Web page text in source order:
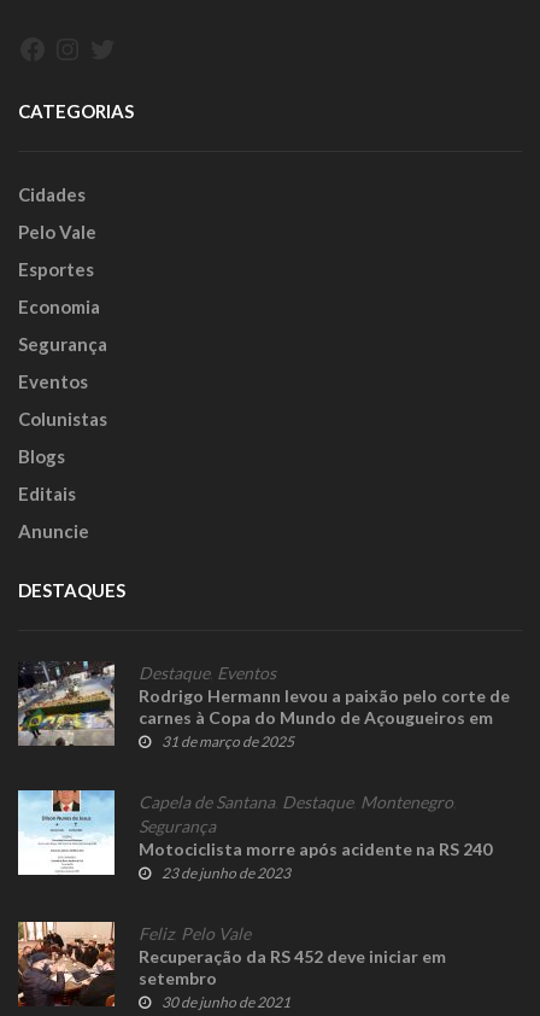
CATEGORIAS
Cidades
Pelo Vale
Esportes
Economia
Segurança
Eventos
Colunistas
Blogs
Editais
Anuncie
DESTAQUES
Destaque, Eventos
Rodrigo Hermann levou a paixão pelo corte de
carnes à Copa do Mundo de Açougueiros em
Paris31 de março de 2025
Capela de Santana, Destaque, Montenegro
Segurança
Motociclista morre após acidente na RS 240
23 de junho de 2023
Feliz, Pelo Vale
Recuperação da RS 452 deve iniciar em
setembro
30 de junho de 2021